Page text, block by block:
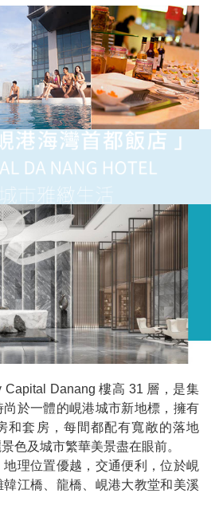
Danang 樓高 31 層，是集
於一體的峴港城市新地標，擁有
和套房，每間都配有寬敞的落地
色及城市繁華美景盡在眼前。
理位置優越，交通便利，位於峴
江橋、龍橋、峴港大教堂和美溪